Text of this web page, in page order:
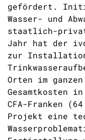
gefördert.
Wasser- und
staatlich-
Jahr hat der
zur Installation
Orten im
Gesamtkosten
CFA-Franken
Projekt eine